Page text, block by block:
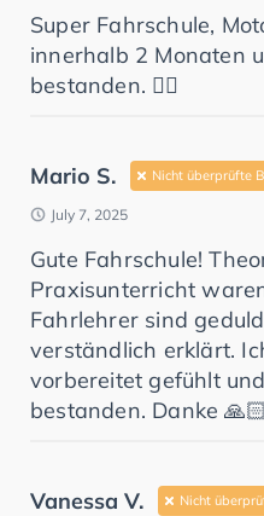
Super Fahrschule,
innerhalb 2 Monaten
bestanden. 👍🏻
Mario S. Nicht überprüfte
July 7, 2025
Gute Fahrschule!
Praxisunterricht
Fahrlehrer sind
verständlich erklärt.
vorbereitet gefühlt
bestanden. Danke 🙏🏻
Vanessa V. Nicht